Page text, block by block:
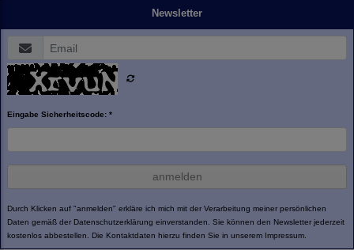
Newsletter
Eingabe Sicherheitscode: *
anmelden
Durch Klicken auf "anmelden" erkläre ich mich mit der Verarbeitung meiner persönlichen
Daten gemäß der Datenschutzerklärung einverstanden. Sie können den Newsletter jederzeit
kostenlos abbestellen. Die Kontaktdaten hierzu finden Sie in unserem Impressum.